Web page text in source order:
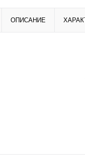
ОПИСАНИЕ